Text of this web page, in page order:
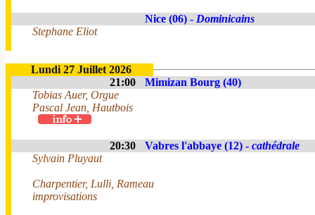
Nice (06) - Dominicains
Stephane Eliot
Lundi 27 Juillet 2026
21:00
Mimizan Bourg (40)
Tobias Auer, Orgue
Pascal Jean, Hautbois
20:30 Vabres l'abbaye (12) - cathédrale
Sylvain Pluyaut
Charpentier, Lulli, Rameau
improvisations